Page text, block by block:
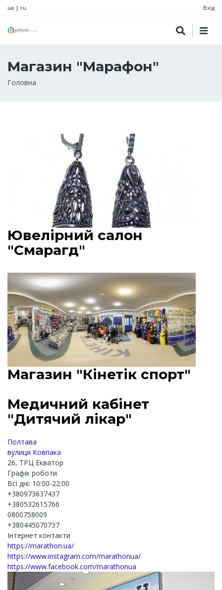
ua | ru Вхід
Магазин "Марафон"
Рядок
Головна
Ювелірний салон
"Смарагд"
Магазин "Кінетік спорт"
Медичний кабінет
"Дитячий лікар"
Полтава
вулиця Ковпака
26, ТРЦ Екватор
Графік роботи
Всі дні: 10:00-22:00
+380973637437
+380532615766
0800758009
+380445070737
Інтернет контакти
https://marathon.ua/
https://www.instagram.com/marathonua/
https://www.facebook.com/marathonua